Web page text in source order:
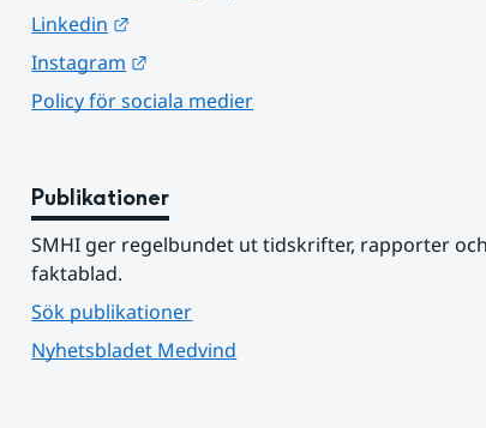
Linkedin
Instagram
Policy för sociala medier
Publikationer
SMHI ger regelbundet ut tidskrifter, rapporter och
faktablad.
Sök publikationer
Nyhetsbladet Medvind